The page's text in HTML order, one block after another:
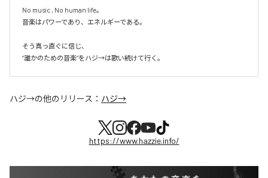
No music , No human life。
音楽はパワーであり、エネルギーである。
そう真っ直ぐに信じ、
ハジ→の他のリリース： ハジ→
https://www.hazzie.info/